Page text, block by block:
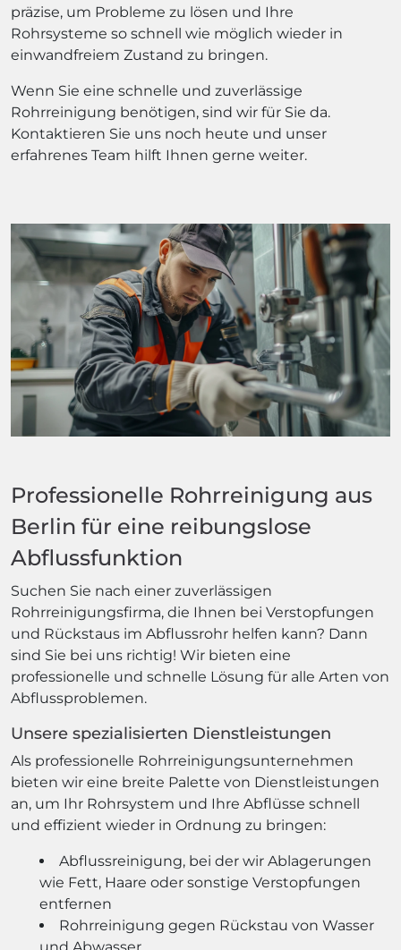
präzise, um Probleme zu lösen und Ihre
Rohrsysteme so schnell wie möglich wieder in
einwandfreiem Zustand zu bringen.
Wenn Sie eine schnelle und zuverlässige
Rohrreinigung benötigen, sind wir für Sie da.
Kontaktieren Sie uns noch heute und unser
erfahrenes Team hilft Ihnen gerne weiter.
Professionelle Rohrreinigung aus
Berlin für eine reibungslose
Abflussfunktion
Suchen Sie nach einer zuverlässigen
Rohrreinigungsfirma, die Ihnen bei Verstopfungen
und Rückstaus im Abflussrohr helfen kann? Dann
sind Sie bei uns richtig! Wir bieten eine
professionelle und schnelle Lösung für alle Arten von
Abflussproblemen.
Unsere spezialisierten Dienstleistungen
Als professionelle Rohrreinigungsunternehmen
bieten wir eine breite Palette von Dienstleistungen
an, um Ihr Rohrsystem und Ihre Abflüsse schnell
und effizient wieder in Ordnung zu bringen:
Abflussreinigung, bei der wir Ablagerungen
wie Fett, Haare oder sonstige Verstopfungen
entfernen
Rohrreinigung gegen Rückstau von Wasser